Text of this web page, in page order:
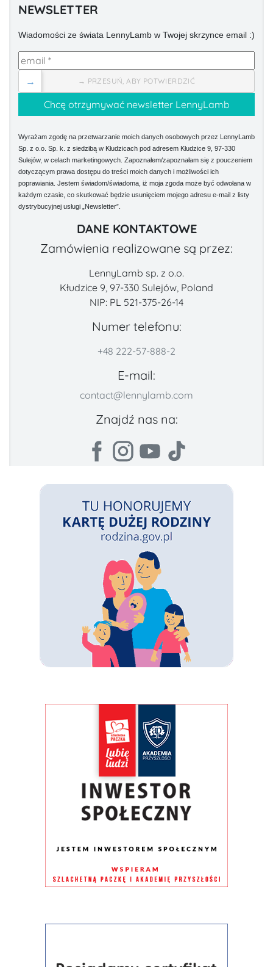
NEWSLETTER
Wiadomości ze świata LennyLamb w Twojej skrzynce email :)
→ PRZESUŃ, ABY POTWIERDZIĆ
→
Wyrażam zgodę na przetwarzanie moich danych osobowych przez LennyLamb
Sp. z o.o. Sp. k. z siedzibą w Kłudzicach pod adresem Kłudzice 9, 97-330
Sulejów, w celach marketingowych. Zapoznałem/zapoznałam się z pouczeniem
dotyczącym prawa dostępu do treści moich danych i możliwości ich
poprawiania. Jestem świadom/świadoma, iż moja zgoda może być odwołana w
każdym czasie, co skutkować będzie usunięciem mojego adresu e-mail z listy
dystrybucyjnej usługi „Newsletter”.
DANE KONTAKTOWE
Zamówienia realizowane są przez:
LennyLamb sp. z o.o.
Kłudzice 9, 97-330 Sulejów, Poland
NIP: PL 521-375-26-14
Numer telefonu:
+48 222-57-888-2
E-mail:
contact@lennylamb.com
Znajdź nas na: